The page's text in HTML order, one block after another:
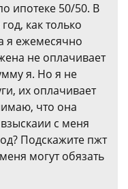
ипотеке 50/50. В
как только
я ежемесячно
не оплачивает
я. Но я не
их оплачивает
что она
с меня
Подскажите пжт
могут обязать